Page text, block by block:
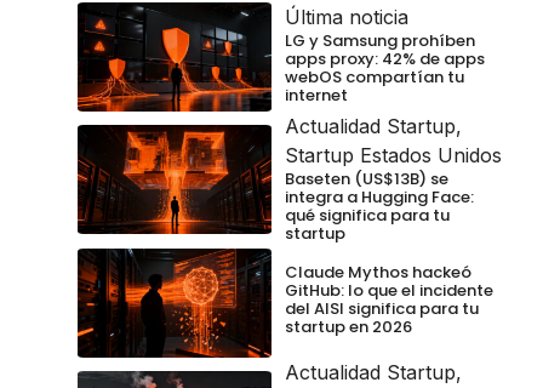
Última noticia
LG y Samsung prohíben
apps proxy: 42% de apps
webOS compartían tu
internet
Actualidad Startup,
Startup Estados Unidos
Baseten (US$13B) se
integra a Hugging Face:
qué significa para tu
startup
Claude Mythos hackeó
GitHub: lo que el incidente
del AISI significa para tu
startup en 2026
Actualidad Startup,